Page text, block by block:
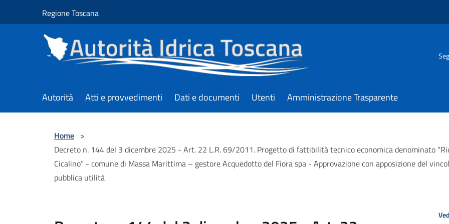
Regione Toscana
Autorità Atti e provvedimenti Dati e documenti Utenti Amministrazione Trasparente
Home >
Decreto n. 144 del 3 dicembre 2025 - Art. 22 L.R. 69/2011. Progetto di fattibilità tecnico economica denominato
Cicalino” - comune di Massa Marittima – gestore Acquedotto del Fiora spa - Approvazione con apposizione del
pubblica utilità